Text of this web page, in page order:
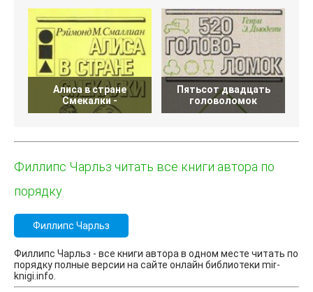
Алиса в стране
Смекалки -
Пятьсот двадцать
головоломок
Филлипс Чарльз читать все книги автора по
порядку
Филлипс Чарльз
Филлипс Чарльз - все книги автора в одном месте читать по
порядку полные версии на сайте онлайн библиотеки mir-
knigi.info.